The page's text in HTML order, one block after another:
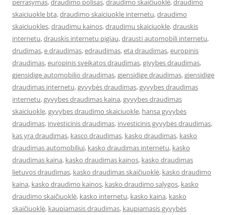
perrasymas,draudimo polisas,draudimo skaičiuoklė,draudimo
skaiciuokle bta,draudimo skaiciuokle internetu,draudimo
skaiciuokles,draudimu kainos,draudimu skaiciuokle,drauskis
internetu,drauskis internetu pigiau,drausti automobili internetu,
drudimas,e draudimas,edraudimas,eta draudimas,europinis
draudimas,europinis sveikatos draudimas,givybes draudimas,
gjensidige automobilio draudimas,gjensidige draudimas,gjensidige
draudimas internetu,gyvybės draudimas,gyvybes draudimas
internetu,gyvybes draudimas kaina,gyvybes draudimas
skaiciuokle,gyvybes draudimo skaiciuokle, hansa gyvybės
draudimas, investicinis draudimas, investicinis gyvybės draudimas,
kas yra draudimas, kasco draudimas, kasko draudimas, kasko
draudimas automobiliui, kasko draudimas internetu, kasko
draudimas kaina, kasko draudimas kainos, kasko draudimas
lietuvos draudimas, kasko draudimas skaičiuoklė, kasko draudimo
kaina, kasko draudimo kainos, kasko draudimo salygos, kasko
draudimo skaičiuoklė, kasko internetu, kasko kaina, kasko
skaičiuoklė, kaupiamasis draudimas, kaupiamasis gyvybės